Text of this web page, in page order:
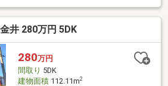
井 280万円 5DK
280万円
間取り 5DK
建物面積112.11m2